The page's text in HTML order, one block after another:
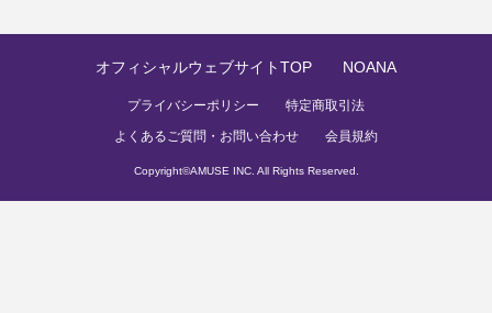
オフィシャルウェブサイトTOP NOANA
プライバシーポリシー
特定商取引法
よくあるご質問・お問い合わせ
会員規約
Copyright©AMUSE INC. All Rights Reserved.